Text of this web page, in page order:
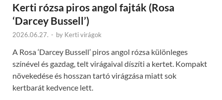
Kerti rózsa piros angol fajták (Rosa
‘Darcey Bussell’)
2026.06.27. - by Kerti virágok
A Rosa ‘Darcey Bussell’ piros angol rózsa különleges
színével és gazdag, telt virágaival díszíti a kertet. Kompakt
növekedése és hosszan tartó virágzása miatt sok
kertbarát kedvence lett.